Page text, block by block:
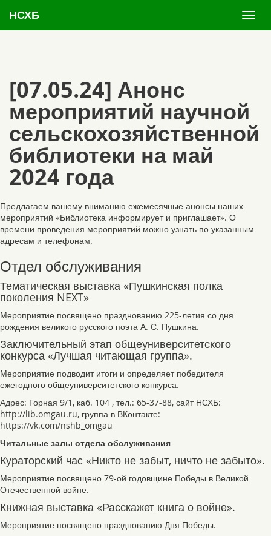
НСХБ
[07.05.24] Анонс
мероприятий научной
сельскохозяйственной
библиотеки на май
2024 года
Предлагаем вашему вниманию ежемесячные анонсы наших
мероприятий «Библиотека информирует и приглашает». О
времени проведения мероприятий можно узнать по указанным
адресам и телефонам.
Отдел обслуживания
Тематическая выставка «Пушкинская полка
поколения NEXT»
Мероприятие посвящено празднованию 225-летия со дня
рождения великого русского поэта А. С. Пушкина.
Заключительный этап общеуниверситетского
конкурса «Лучшая читающая группа».
Мероприятие подводит итоги и определяет победителя
ежегодного общеуниверситетского конкурса.
Адрес: Горная 9/1, каб. 104 , тел.: 65-37-88, сайт НСХБ:
http://lib.omgau.ru, группа в ВКонтакте:
https://vk.com/nshb_omgau
Читальные залы отдела обслуживания
Кураторский час «Никто не забыт, ничто не забыто».
Мероприятие посвящено 79-ой годовщине Победы в Великой
Отечественной войне.
Книжная выставка «Расскажет книга о войне».
Мероприятие посвящено празднованию Дня Победы.